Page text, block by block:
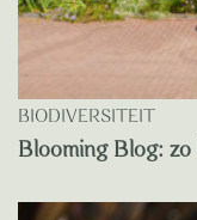
BIODIVERSITEIT
Blooming Blog: